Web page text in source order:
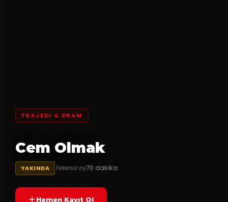
TRAJEDI & DRAM
Cem Olmak
YAKINDA Yetersiz oy70 dakika
Hemen Kayıt Ol